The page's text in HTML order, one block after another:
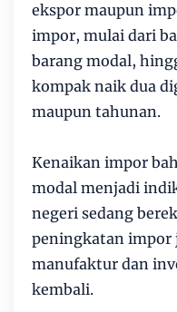
ekspor maupun
impor, mulai dari
barang modal,
kompak naik dua
maupun tahunan.
Kenaikan impor
modal menjadi
negeri sedang
peningkatan impor
manufaktur dan
kembali.